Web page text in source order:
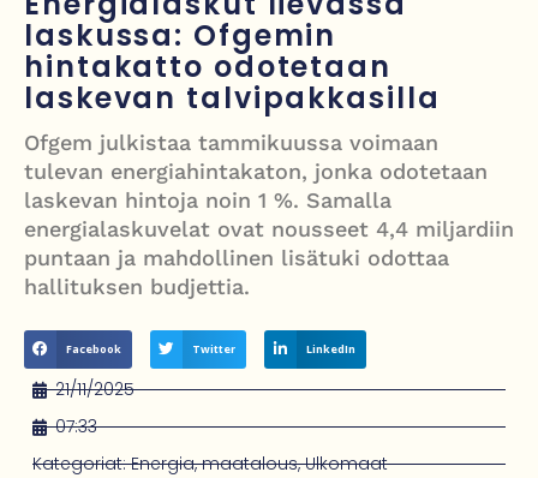
Turistijuna kaatui Cártaman tapasjuhlilla – 17 loukkaantui Espanjassa
Työläistaustainen kansanedustaja avaa 30-vuotisen taistelunsa
kuukautisterveyden ja endometrioosin hoidon puolesta
PT Vatanen antoi porttikiellon Juhana Tegelbergille – tiukka
välienselvittely PTV Gymillä tallentui videolle
laskussa: Ofgemin
hintakatto odotetaan
laskevan talvipakkasilla
Ofgem julkistaa tammikuussa voimaan
tulevan energiahintakaton, jonka odotetaan
laskevan hintoja noin 1 %. Samalla
energialaskuvelat ovat nousseet 4,4 miljardiin
puntaan ja mahdollinen lisätuki odottaa
hallituksen budjettia.
Facebook Twitter LinkedIn
21/11/2025
07:33
Kategoriat: Energia,maatalous,Ulkomaat